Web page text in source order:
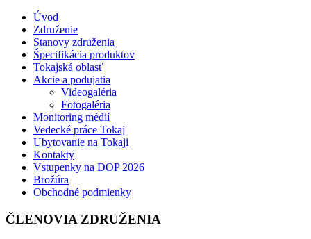
Úvod
Združenie
Stanovy združenia
Špecifikácia produktov
Tokajská oblasť
Akcie a podujatia
Videogaléria
Fotogaléria
Monitoring médií
Vedecké práce Tokaj
Ubytovanie na Tokaji
Kontakty
Vstupenky na DOP 2026
Brožúra
Obchodné podmienky
ČLENOVIA ZDRUŽENIA